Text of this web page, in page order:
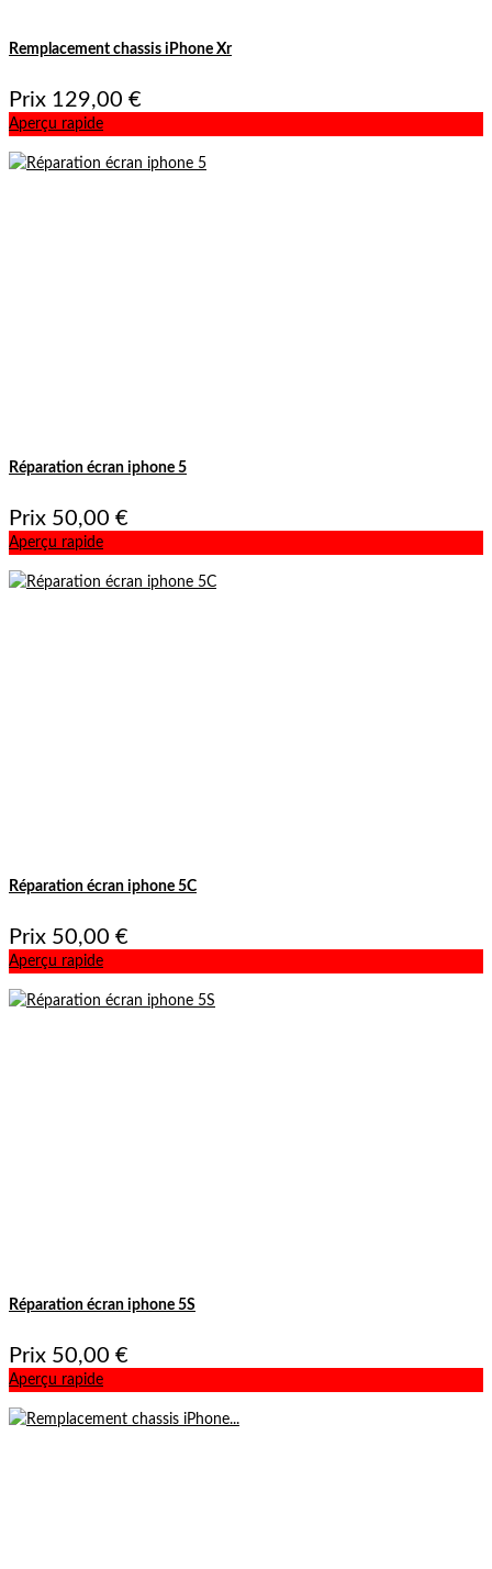
Remplacement chassis iPhone Xr
Prix 129,00 €
Aperçu rapide
Réparation écran iphone 5
Prix 50,00 €
Aperçu rapide
Réparation écran iphone 5C
Prix 50,00 €
Aperçu rapide
Réparation écran iphone 5S
Prix 50,00 €
Aperçu rapide